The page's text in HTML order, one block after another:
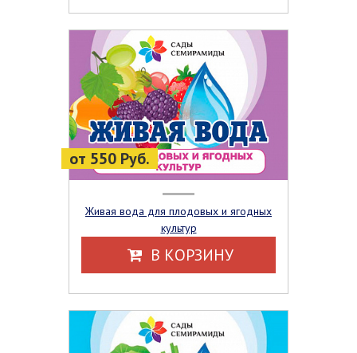
от 550 Руб.
Живая вода для плодовых и ягодных
культур
В КОРЗИНУ